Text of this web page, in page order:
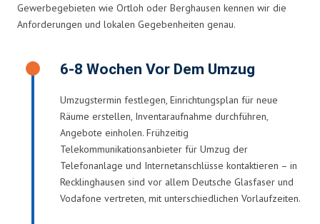
Gewerbegebieten wie Ortloh oder Berghausen kennen wir die
Anforderungen und lokalen Gegebenheiten genau.
6-8 Wochen Vor Dem Umzug
Umzugstermin festlegen, Einrichtungsplan für neue
Räume erstellen, Inventaraufnahme durchführen,
Angebote einholen. Frühzeitig
Telekommunikationsanbieter für Umzug der
Telefonanlage und Internetanschlüsse kontaktieren – in
Recklinghausen sind vor allem Deutsche Glasfaser und
Vodafone vertreten, mit unterschiedlichen Vorlaufzeiten.